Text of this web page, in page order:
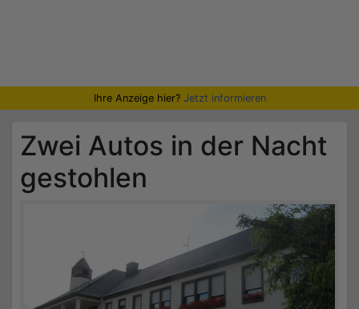
Ihre Anzeige hier? Jetzt informieren
Zwei Autos in der Nacht
gestohlen